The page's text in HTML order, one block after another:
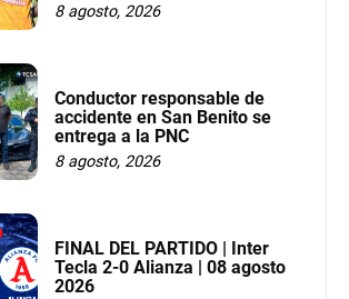
8 agosto, 2026
Conductor responsable de
accidente en San Benito se
entrega a la PNC
8 agosto, 2026
FINAL DEL PARTIDO | Inter
Tecla 2-0 Alianza | 08 agosto
2026